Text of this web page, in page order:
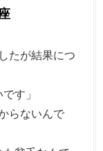
たが結果につ
す」
らないんで